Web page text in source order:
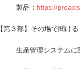
製品： https://
【第３部】その場で聞け
生産管理システムに